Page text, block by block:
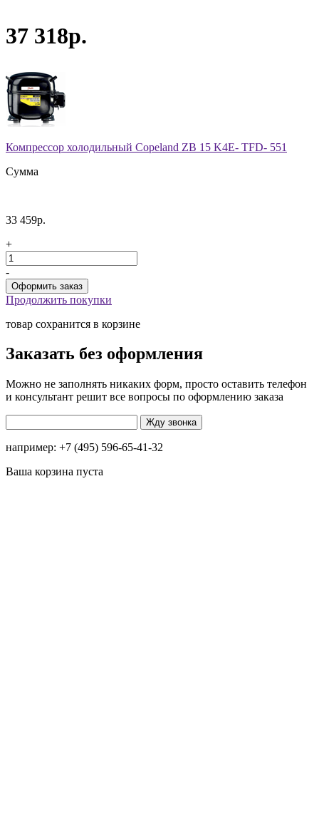
37 318р.
Компрессор холодильный Copeland ZB 15 K4E- TFD- 551
Сумма
33 459р.
+
-
Продолжить покупки
товар сохранится в корзине
Заказать без оформления
Можно не заполнять никаких форм, просто оставить телефон
и консультант решит все вопросы по оформлению заказа
например: +7 (495) 596-65-41-32
Ваша корзина пуста